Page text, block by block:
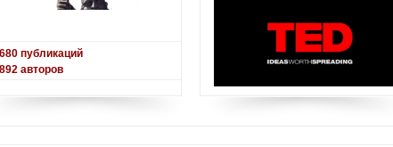
публикаций
авторов